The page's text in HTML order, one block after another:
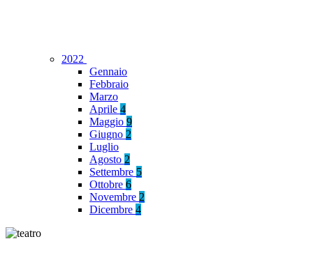
2022
Gennaio
Febbraio
Marzo
Aprile 4
Maggio 9
Giugno 2
Luglio
Agosto 2
Settembre 5
Ottobre 6
Novembre 2
Dicembre 4